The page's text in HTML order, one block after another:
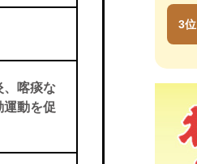
、喀痰な
動を促
3位